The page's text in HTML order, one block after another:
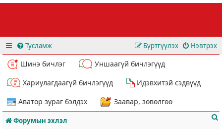
Тусламж Нэвтрэх
Бүртгүүлэх
Шинэ бичлэг
Уншаагүй бичлэгүүд
Хариулагдаагүй бичлэгүүд
Идэвхитэй сэдвүүд
Аватор зураг бэлдэх
Заавар, зөвөлгөө
Форумын эхлэл